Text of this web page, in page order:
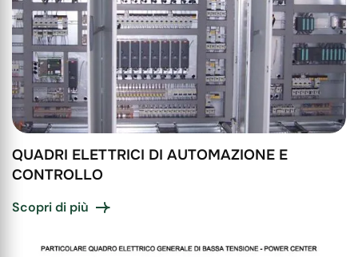
QUADRI ELETTRICI DI AUTOMAZIONE E
CONTROLLO
Scopri di più